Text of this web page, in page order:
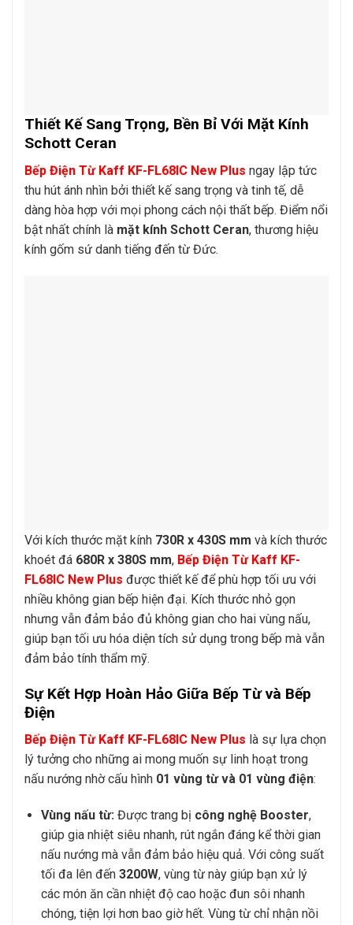
Thiết Kế Sang Trọng, Bền Bỉ Với Mặt Kính
Schott Ceran
Bếp Điện Từ Kaff KF-FL68IC New Plus ngay lập tức
thu hút ánh nhìn bởi thiết kế sang trọng và tinh tế, dễ
dàng hòa hợp với mọi phong cách nội thất bếp. Điểm nổi
bật nhất chính là mặt kính Schott Ceran, thương hiệu
kính gốm sứ danh tiếng đến từ Đức.
Với kích thước mặt kính 730R x 430S mm và kích thước
khoét đá 680R x 380S mm, Bếp Điện Từ Kaff KF-
FL68IC New Plus được thiết kế để phù hợp tối ưu với
nhiều không gian bếp hiện đại. Kích thước nhỏ gọn
nhưng vẫn đảm bảo đủ không gian cho hai vùng nấu,
giúp bạn tối ưu hóa diện tích sử dụng trong bếp mà vẫn
đảm bảo tính thẩm mỹ.
Sự Kết Hợp Hoàn Hảo Giữa Bếp Từ và Bếp
Điện
Bếp Điện Từ Kaff KF-FL68IC New Plus là sự lựa chọn
lý tưởng cho những ai mong muốn sự linh hoạt trong
nấu nướng nhờ cấu hình 01 vùng từ và 01 vùng điện:
Vùng nấu từ: Được trang bị công nghệ Booster,
giúp gia nhiệt siêu nhanh, rút ngắn đáng kể thời gian
nấu nướng mà vẫn đảm bảo hiệu quả. Với công suất
tối đa lên đến 3200W, vùng từ này giúp bạn xử lý
các món ăn cần nhiệt độ cao hoặc đun sôi nhanh
chóng, tiện lợi hơn bao giờ hết. Vùng từ chỉ nhận nồi